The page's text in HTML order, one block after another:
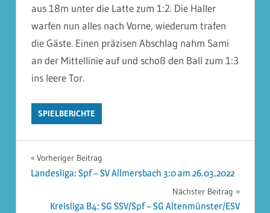
aus 18m unter die Latte zum 1:2. Die Haller
warfen nun alles nach Vorne, wiederum trafen
die Gäste. Einen präzisen Abschlag nahm Sami
an der Mittellinie auf und schoß den Ball zum 1:3
ins leere Tor.
SPIELBERICHTE
Beitragsnavigation
Vorheriger Beitrag
Landesliga: Spf – SV Allmersbach 3:0 am 26.03.2022
Nächster Beitrag
Kreisliga B4: SG SSV/Spf – SG Altenmünster/ESV